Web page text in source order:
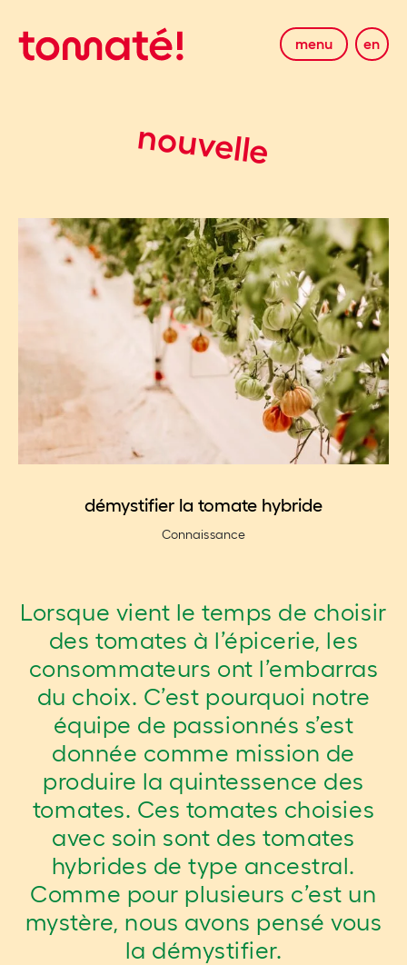
menu en
nouvelle
démystifier la tomate hybride
Connaissance
Lorsque vient le temps de choisir
des tomates à l’épicerie, les
consommateurs ont l’embarras
du choix. C’est pourquoi notre
équipe de passionnés s’est
donnée comme mission de
produire la quintessence des
tomates. Ces tomates choisies
avec soin sont des tomates
hybrides de type ancestral.
Comme pour plusieurs c’est un
mystère, nous avons pensé vous
la démystifier.